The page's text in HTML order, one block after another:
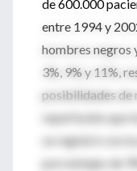
de 600.000
entre 1994 y
hombres negros
3%, 9% y 11%,
posibilidades de
reperfusión que
se registró con
porcentajes de